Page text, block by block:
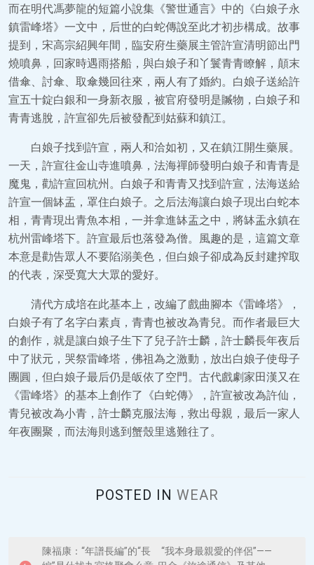
而在明代馮夢龍的短篇小說集《警世通言》中的《白娘子永
鎮雷峰塔》一文中，后世的白蛇傳說至此才初步構成。故事
提到，宋高宗紹興年間，臨安府生藥展主管許宣清明節出門
燒噴鼻，回家時遇雨搭船，與白娘子和丫鬟青青瞭解，顛末
借傘、討傘、取傘幾回往來，兩人有了婚約。白娘子送給許
宣五十錠白銀和一身新衣服，被官府發明是贓物，白娘子和
青青逃脫，許宣卻先后被發配到姑蘇和鎮江。
白娘子找到許宣，兩人和洽如初，又在鎮江開生藥展。
一天，許宣往金山寺進噴鼻，法海禪師發明白娘子和青青是
魔鬼，勸許宣回杭州。白娘子和青青又找到許宣，法海送給
許宣一個缽盂，罩住白娘子。之后法海讓白娘子現出白蛇本
相，青青現出青魚本相，一并拿進缽盂之中，將缽盂永鎮在
杭州雷峰塔下。許宣最后也落發為僧。風趣的是，這篇文章
本意是勸告眾人不要陷溺美色，但白娘子卻成為反封建搾取
的代表，深受寬大大眾的愛好。
清代方成培在此基本上，改編了戲曲腳本《雷峰塔》，
白娘子有了名字白素貞，青青也被改為青兒。而作者最巨大
的創作，就是讓白娘子生下了兒子許士麟，許士麟長年夜后
中了狀元，哭祭雷峰塔，佛祖為之激動，放出白娘子使母子
團圓，但白娘子最后仍是皈依了空門。古代戲劇家田漢又在
《雷峰塔》的基本上創作了《白蛇傳》，許宣被改為許仙，
青兒被改為小青，許士麟克服法海，救出母親，最后一家人
年夜團聚，而法海則逃到蟹殼里逃難往了。
POSTED IN WEAR
陳福康：“年譜長編”的“長
“我本身最親愛的伴侶”——